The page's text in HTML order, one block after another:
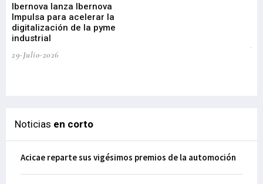
Ibernova lanza Ibernova
Impulsa para acelerar la
digitalización de la pyme
industrial
29-Julio-2026
Noticias en corto
Acicae reparte sus vigésimos premios de la automoción